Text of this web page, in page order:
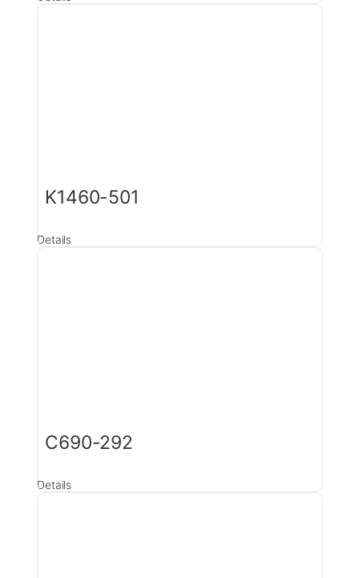
K1460-501
Details
C690-292
Details